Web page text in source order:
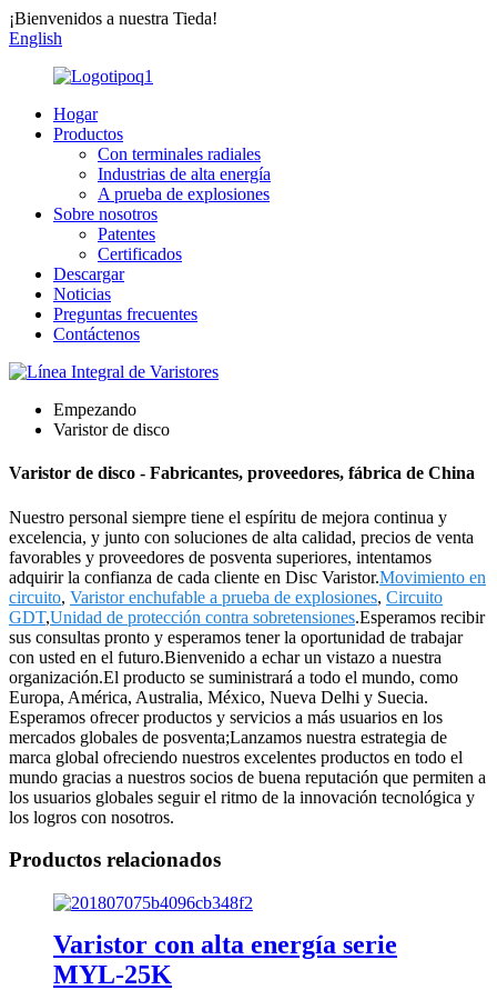
¡Bienvenidos a nuestra Tieda!
English
Hogar
Productos
Con terminales radiales
Industrias de alta energía
A prueba de explosiones
Sobre nosotros
Patentes
Certificados
Descargar
Noticias
Preguntas frecuentes
Contáctenos
Empezando
Varistor de disco
Varistor de disco - Fabricantes, proveedores, fábrica de China
Nuestro personal siempre tiene el espíritu de mejora continua y
excelencia, y junto con soluciones de alta calidad, precios de venta
favorables y proveedores de posventa superiores, intentamos
adquirir la confianza de cada cliente en Disc Varistor.Movimiento en
circuito, Varistor enchufable a prueba de explosiones, Circuito
GDT,Unidad de protección contra sobretensiones.Esperamos recibir
sus consultas pronto y esperamos tener la oportunidad de trabajar
con usted en el futuro.Bienvenido a echar un vistazo a nuestra
organización.El producto se suministrará a todo el mundo, como
Europa, América, Australia, México, Nueva Delhi y Suecia.
Esperamos ofrecer productos y servicios a más usuarios en los
mercados globales de posventa;Lanzamos nuestra estrategia de
marca global ofreciendo nuestros excelentes productos en todo el
mundo gracias a nuestros socios de buena reputación que permiten a
los usuarios globales seguir el ritmo de la innovación tecnológica y
los logros con nosotros.
Productos relacionados
Varistor con alta energía serie
MYL-25K